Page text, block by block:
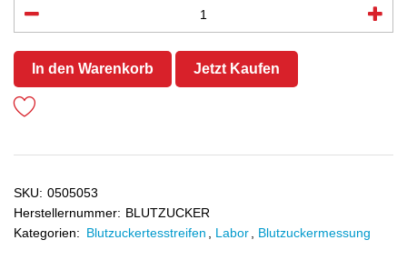
In den Warenkorb Jetzt Kaufen
SKU: 0505053
Herstellernummer: BLUTZUCKER
Kategorien: Blutzuckertesstreifen Labor Blutzuckermessung